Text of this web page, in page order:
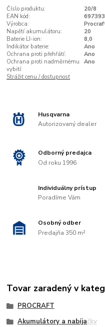
Číslo produktu:
20/8
EAN kód:
Výrobca:
Napětí akumulátoru:
20
Baterie LI-ion:
8,0
Indikátor baterie:
Ano
Ochrana proti přehřátí:
Ano
Ochrana proti nadměrnému
vybití:
Ano
Strážiť cenu / dostupnosť
Husqvarna
Autorizovaný dealer
Odborný predajca
Od roku 1996
Individuálny prístup
Poradíme Vám
Osobný odber
Predajňa 350 m²
Tovar zaradený v
PROCRAFT
Akumulátory a nabíjačky